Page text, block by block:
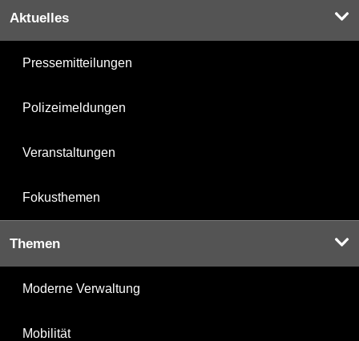
Aktuelles
Pressemitteilungen
Polizeimeldungen
Veranstaltungen
Fokusthemen
Themen
Moderne Verwaltung
Mobilität